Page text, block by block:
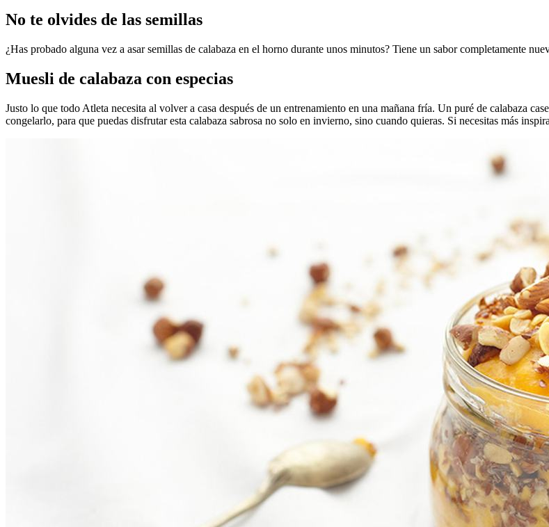
No te olvides de las semillas
¿Has probado alguna vez a asar semillas de calabaza en el horno durante unos minutos? Tiene un sabor completamente
Muesli de calabaza con especias
Justo lo que todo Atleta necesita al volver a casa después de un entrenamiento en una mañana fría. Un puré de calabaza
congelarlo, para que puedas disfrutar esta calabaza sabrosa no solo en invierno, sino cuando quieras. Si necesitas más